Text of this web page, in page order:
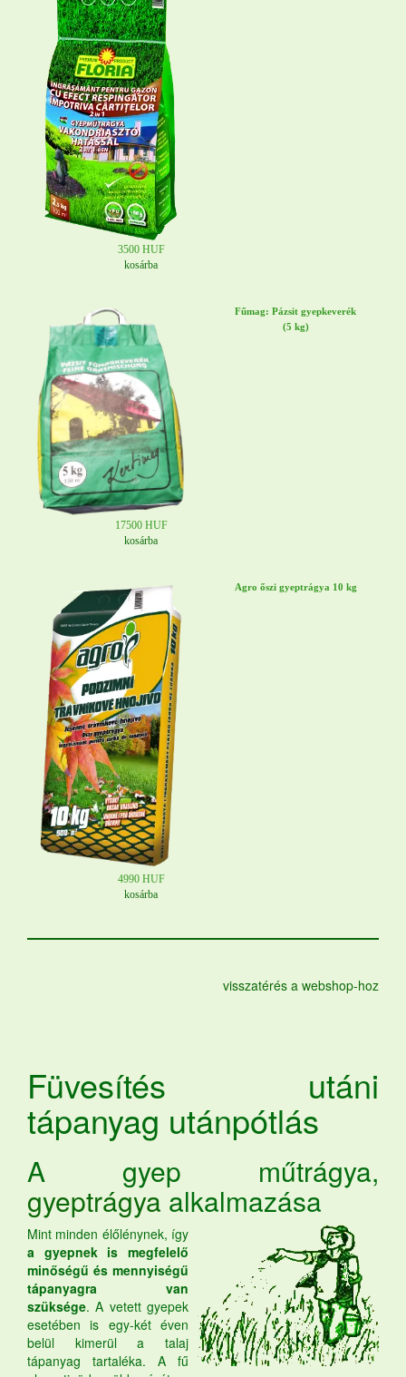
3500 HUF
kosárba
Fűmag: Pázsit gyepkeverék
(5 kg)
17500 HUF
kosárba
Agro őszi gyeptrágya 10 kg
4990 HUF
kosárba
visszatérés a webshop-hoz
Füvesítés utáni
tápanyag utánpótlás
A gyep műtrágya,
gyeptrágyaalkalmazása
Mint minden élőlénynek, így
a gyepnek is megfelelő
minőségű és mennyiségű
tápanyagra van
szüksége. A vetett gyepek
esetében is egy-két éven
belül kimerül a talaj
tápanyag tartaléka. A fű